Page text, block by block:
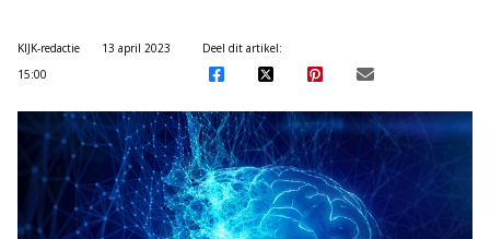
KIJK-redactie
13 april 2023
15:00
Deel dit artikel: